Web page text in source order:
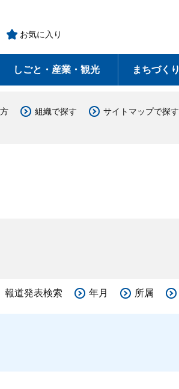
お気に入り
しごと・産業・観光 まちづくり
組織で探す サイトマップで探す
報道発表検索 年月 所属